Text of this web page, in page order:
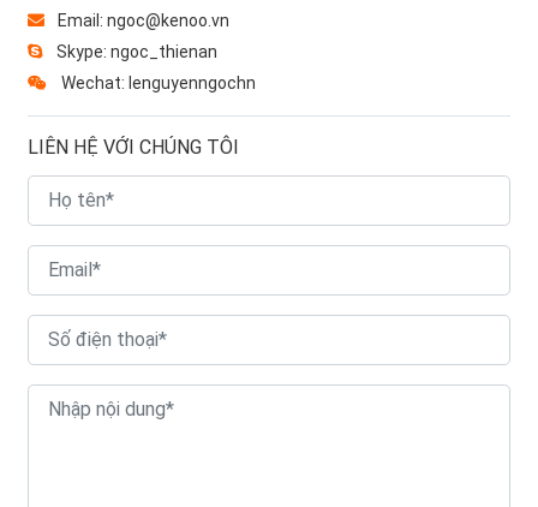
Email: ngoc@kenoo.vn
Skype: ngoc_thienan
Wechat: lenguyenngochn
LIÊN HỆ VỚI CHÚNG TÔI